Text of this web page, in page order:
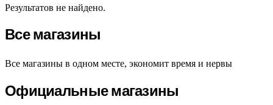
Результатов не найдено.
Все магазины
Все магазины в одном месте, экономит время и нервы
Официальные магазины